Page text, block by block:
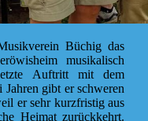
Büchig das
musikalisch
Auftritt mit dem
gibt er schweren
er sehr kurzfristig aus
Heimat zurückkehrt.